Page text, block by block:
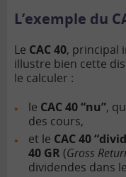
L’exemple du
Le CAC 40, principal
illustre bien cette
le calculer :
le CAC 40 “nu”,
des cours,
et le CAC 40
40 GR (Gross
dividendes dans